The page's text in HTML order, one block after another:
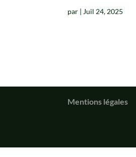
par | Juil 24, 2025
Mentions légales